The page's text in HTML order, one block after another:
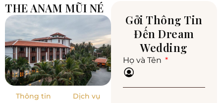
THE ANAM MŨI NÉ
Thông tin Dịch vụ
Gởi Thông Tin
Đến Dream
Wedding
Họ và Tên